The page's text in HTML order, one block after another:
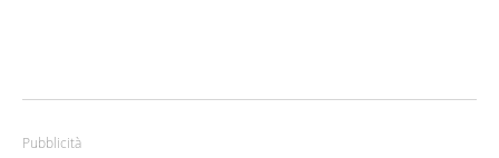
Pubblicità